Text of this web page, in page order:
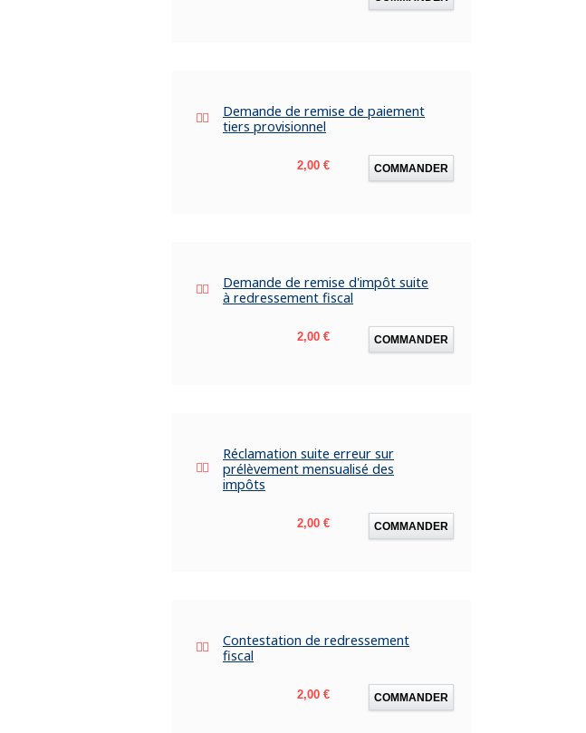
Demande de remise de paiement
tiers provisionnel
Prix
2,00 € COMMANDER
Demande de remise d'impôt suite
à redressement fiscal
Prix
2,00 € COMMANDER
Réclamation suite erreur sur
prélèvement mensualisé des
impôts
Prix
2,00 € COMMANDER
Contestation de redressement
fiscal
Prix
2,00 € COMMANDER